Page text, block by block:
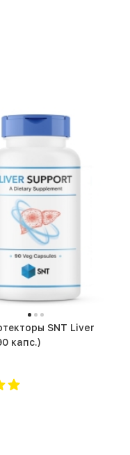
SNT Liver
(90 капс.)